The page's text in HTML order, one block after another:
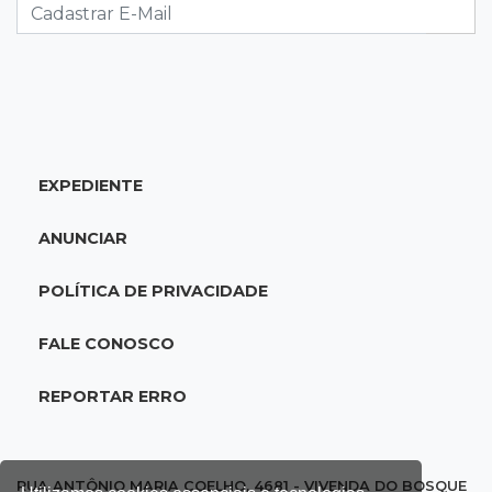
acidente com F-1000 na Av. Heráclito
18:28Concurso 3.042
acumulado em R$ 165 milhões
Produção de biodiesel cresce 32% em MS e
abordagem policial no Noroeste
EXPEDIENTE
ANUNCIAR
POLÍTICA DE PRIVACIDADE
FALE CONOSCO
REPORTAR ERRO
RUA ANTÔNIO MARIA COELHO, 4681 - VIVENDA DO BOSQUE